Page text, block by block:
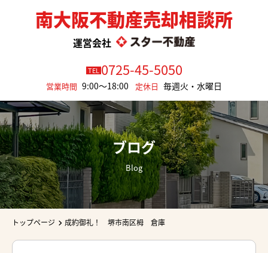
南大阪不動産売却相談所
運営会社
TEL0725-45-5050
営業時間 9:00～18:00 定休日 毎週火・水曜日
ブログ
Blog
トップページ 成約御礼！ 堺市南区栂 倉庫